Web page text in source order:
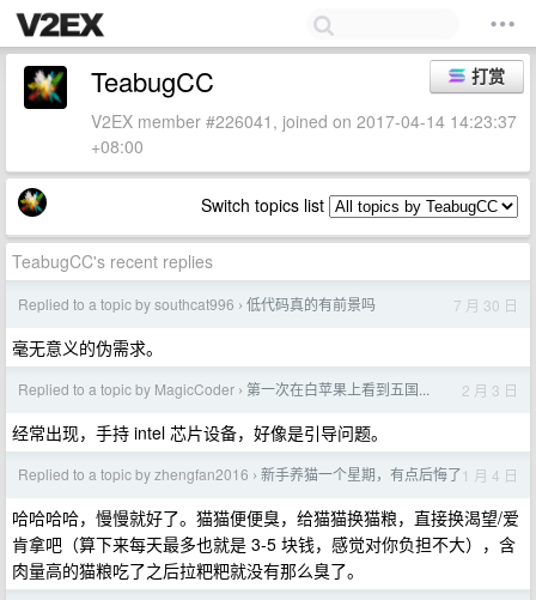
打赏
TeabugCC
V2EX member #226041, joined on 2017-04-14 14:23:37
+08:00
Switch topics list
TeabugCC's recent replies
Replied to a topic by southcat996 › 低代码真的有前景吗 7 月 30 日
毫无意义的伪需求。
Replied to a topic by MagicCoder › 第一次在白苹果上看到五国... 2 月 3 日
经常出现，手持 intel 芯片设备，好像是引导问题。
Replied to a topic by zhengfan2016 › 新手养猫一个星期，有点后悔了1 月 4 日
哈哈哈哈，慢慢就好了。猫猫便便臭，给猫猫换猫粮，直接换渴望/爱
肯拿吧（算下来每天最多也就是 3-5 块钱，感觉对你负担不大），含
肉量高的猫粮吃了之后拉粑粑就没有那么臭了。